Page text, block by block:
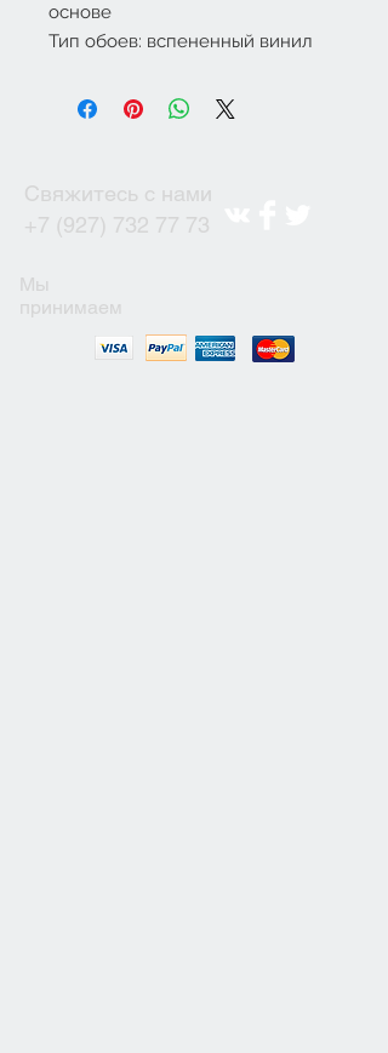
основе
Тип обоев: вспененный винил
Свяжитесь с нами
+7 (927) 732 77 73
Мы
принимаем